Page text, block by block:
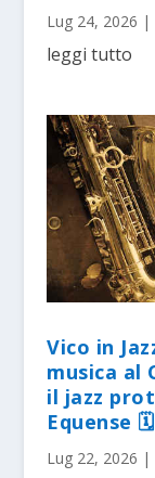
Lug 24, 2026 |
leggi tutto
Vico in
musica al
il jazz
Equense 🗓
Lug 22, 2026 |